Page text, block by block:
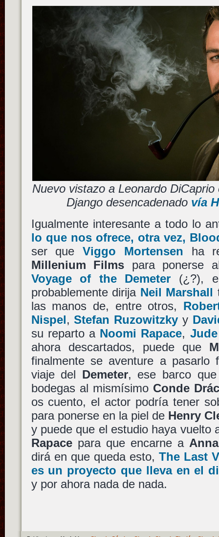
Nuevo vistazo a Leonardo
Django desencadenado vía
Igualmente interesante a todo lo
lo que nos ofrece, otra vez,
ser queViggo Mortensen ha
Millenium Films para ponerse
Voyage of the Demeter (¿?),
probablemente dirija Neil Marshall
las manos de, entre otros,
Nispel,Stefan Ruzowitzky y
su reparto a Noomi Rapace,
ahora descartados, puede que
finalmente se aventure a pasarlo
viaje del Demeter, ese barco
bodegas al mismísimo Conde
os cuento, el actor podría tener
para ponerse en la piel de Henry
y puede que el estudio haya vuelto
Rapacepara que encarne a
dirá en que queda esto, The Last
es un proyecto que lleva en el
y por ahora nada de nada.